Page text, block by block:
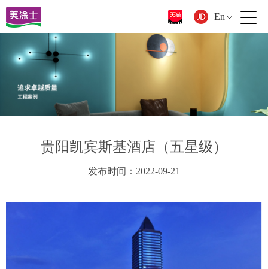
En
贵阳凯宾斯基酒店（五星级）
发布时间：2022-09-21